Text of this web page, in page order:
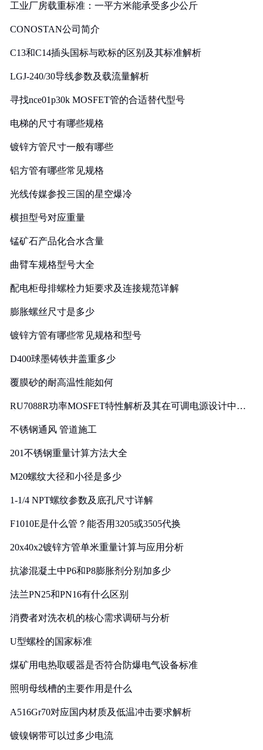
工业厂房载重标准：一平方米能承受多少公斤
CONOSTAN公司简介
C13和C14插头国标与欧标的区别及其标准解析
LGJ-240/30导线参数及载流量解析
寻找nce01p30k MOSFET管的合适替代型号
电梯的尺寸有哪些规格
镀锌方管尺寸一般有哪些
铝方管有哪些常见规格
光线传媒参投三国的星空爆冷
横担型号对应重量
锰矿石产品化合水含量
曲臂车规格型号大全
配电柜母排螺栓力矩要求及连接规范详解
膨胀螺丝尺寸是多少
镀锌方管有哪些常见规格和型号
D400球墨铸铁井盖重多少
覆膜砂的耐高温性能如何
RU7088R功率MOSFET特性解析及其在可调电源设计中的
不锈钢通风 管道施工
201不锈钢重量计算方法大全
M20螺纹大径和小径是多少
1-1/4 NPT螺纹参数及底孔尺寸详解
F1010E是什么管？能否用3205或3505代换
20x40x2镀锌方管单米重量计算与应用分析
抗渗混凝土中P6和P8膨胀剂分别加多少
法兰PN25和PN16有什么区别
消费者对洗衣机的核心需求调研与分析
U型螺栓的国家标准
煤矿用电热取暖器是否符合防爆电气设备标准
照明母线槽的主要作用是什么
A516Gr70对应国内材质及低温冲击要求解析
镀镍钢带可以过多少电流